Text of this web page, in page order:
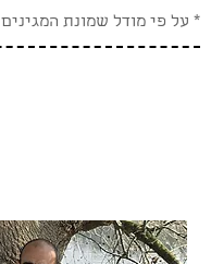
* על פי מודל שמונת המגינים